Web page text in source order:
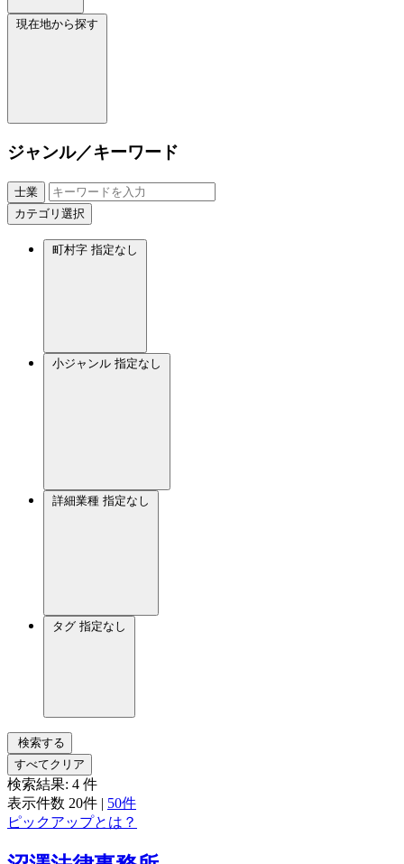
現在地から探す
ジャンル／キーワード
士業
カテゴリ選択
町村字 指定なし
小ジャンル 指定なし
詳細業種 指定なし
タグ 指定なし
検索する
すべてクリア
検索結果: 4 件
表示件数 20件 | 50件
ピックアップとは？